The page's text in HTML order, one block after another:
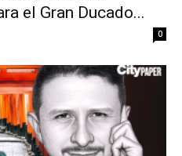
el Gran Ducado...
0